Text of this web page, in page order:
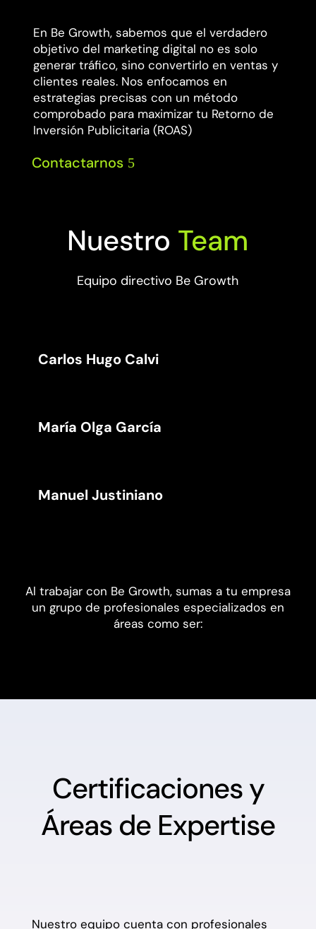
En Be Growth, sabemos que el verdadero
objetivo del marketing digital no es solo
generar tráfico, sino convertirlo en ventas y
clientes reales. Nos enfocamos en
estrategias precisas con un método
comprobado para maximizar tu Retorno de
Inversión Publicitaria (ROAS)
Contactarnos
Nuestro Team
Equipo directivo Be Growth
Carlos Hugo Calvi
María Olga García
Manuel Justiniano
Al trabajar con Be Growth, sumas a tu empresa
un grupo de profesionales especializados en
áreas como ser:
Certificaciones y
Áreas de Expertise
Nuestro equipo cuenta con profesionales